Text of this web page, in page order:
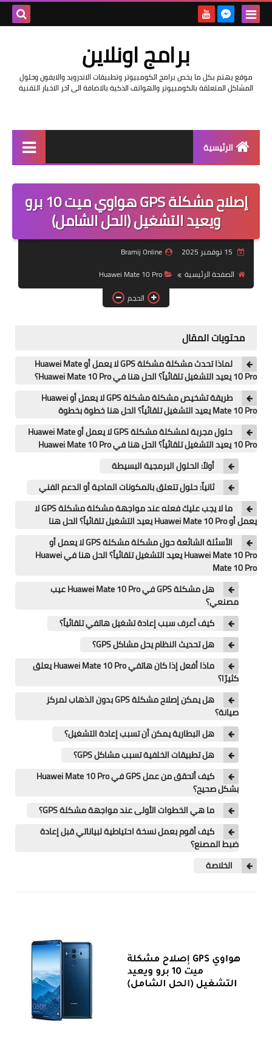
برامج اونلاين
موقع يهتم بكل ما يخص برامج الكومبيوتر وتطبيقات الاندرويد والايفون وحلول
المشاكل المتعلقة بالكومبيوتر والهواتف الذكية بالاضافة الى آخر الاخبار التقنية
الرئيسية
مراجعات
حماية
اندرويد
آيفون
ويندوز
الربح من الانترنت
جوجل
فيسبوك
بلوجر
مقالات
العاب
تطبيقات
إصلاح مشكلة GPS هواوي ميت 10 برو
ويعيد التشغيل (الحل الشامل)
Bramij Online
الصفحة الرئيسية
Huawei Mate 10 Pro
الحجم
محتويات المقال
لماذا تحدث مشكلة مشكلة GPS لا يعمل أو Huawei Mate
10 Pro يعيد التشغيل تلقائياً؟ الحل هنا في Huawei Mate 10 Pro؟
طريقة تشخيص مشكلة مشكلة GPS لا يعمل أو Huawei
Mate 10 Pro يعيد التشغيل تلقائياً؟ الحل هنا خطوة بخطوة
حلول مجربة لمشكلة مشكلة GPS لا يعمل أو Huawei Mate
10 Pro يعيد التشغيل تلقائياً؟ الحل هنا في Huawei Mate 10 Pro
أولاً: الحلول البرمجية البسيطة
ثانياً: حلول تتعلق بالمكونات المادية أو الدعم الفني
ما لا يجب عليك فعله عند مواجهة مشكلة مشكلة GPS لا
يعمل أو Huawei Mate 10 Pro يعيد التشغيل تلقائياً؟ الحل هنا
الأسئلة الشائعة حول مشكلة مشكلة GPS لا يعمل أو
Huawei Mate 10 Pro يعيد التشغيل تلقائياً؟ الحل هنا في Huawei
Mate 10 Pro
هل مشكلة GPS في Huawei Mate 10 Pro عيب
مصنعي؟
كيف أعرف سبب إعادة تشغيل هاتفي تلقائياً؟
هل تحديث النظام يحل مشاكل GPS؟
ماذا أفعل إذا كان هاتفي Huawei Mate 10 Pro يعلق
كثيرًا؟
هل يمكن إصلاح مشكلة GPS بدون الذهاب لمركز
صيانة؟
هل البطارية يمكن أن تسبب إعادة التشغيل؟
هل تطبيقات الخلفية تسبب مشاكل GPS؟
كيف أتحقق من عمل GPS في Huawei Mate 10 Pro
بشكل صحيح؟
ما هي الخطوات الأولى عند مواجهة مشكلة GPS؟
كيف أقوم بعمل نسخة احتياطية لبياناتي قبل إعادة
ضبط المصنع؟
الخلاصة